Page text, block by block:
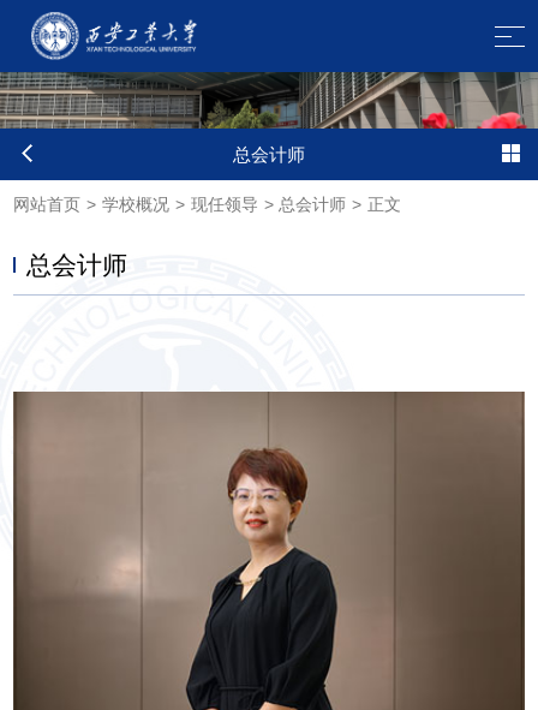
总会计师
总会计师
网站首页 > 学校概况 > 现任领导 > 总会计师 > 正文